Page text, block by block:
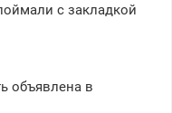
с закладкой
объявлена в